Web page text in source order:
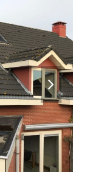
next
slide